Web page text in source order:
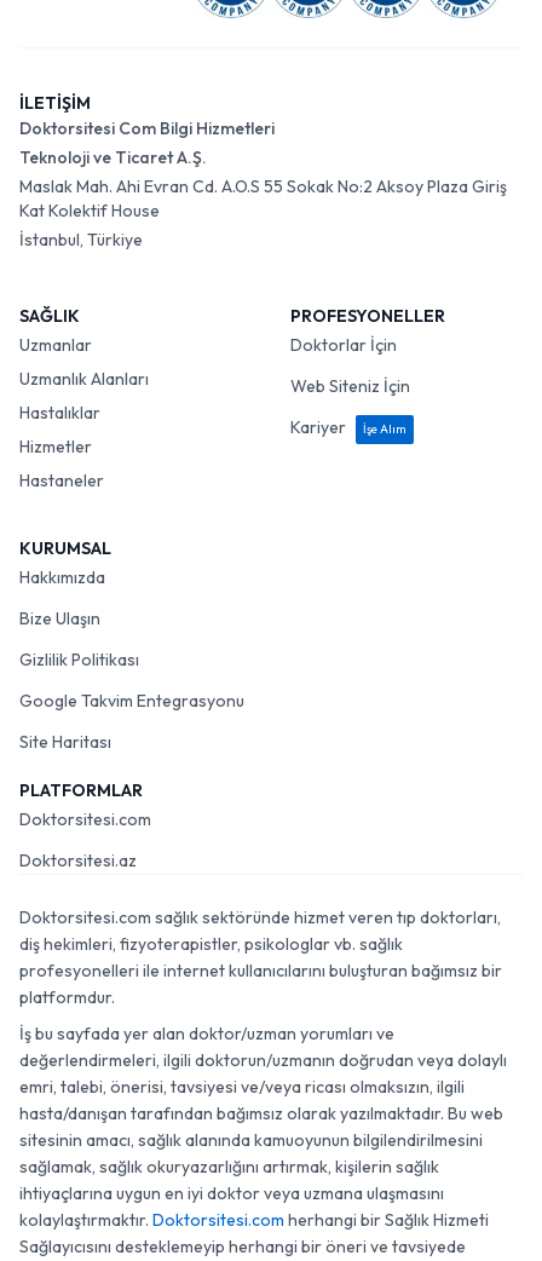
İLETİŞİM
Doktorsitesi Com Bilgi Hizmetleri
Teknoloji ve Ticaret A.Ş.
Maslak Mah. Ahi Evran Cd. A.O.S 55 Sokak No:2 Aksoy Plaza Giriş
Kat Kolektif House
İstanbul, Türkiye
SAĞLIK
Uzmanlar
Uzmanlık Alanları
Hastalıklar
Hizmetler
Hastaneler
PROFESYONELLER
Doktorlar İçin
Web Siteniz İçin
Kariyer
İşe Alım
KURUMSAL
Hakkımızda
Bize Ulaşın
Gizlilik Politikası
Google Takvim Entegrasyonu
Site Haritası
PLATFORMLAR
Doktorsitesi.com
Doktorsitesi.az
Doktorsitesi.com sağlık sektöründe hizmet veren tıp doktorları,
diş hekimleri, fizyoterapistler, psikologlar vb. sağlık
profesyonelleri ile internet kullanıcılarını buluşturan bağımsız bir
platformdur.
İş bu sayfada yer alan doktor/uzman yorumları ve
değerlendirmeleri, ilgili doktorun/uzmanın doğrudan veya dolaylı
emri, talebi, önerisi, tavsiyesi ve/veya ricası olmaksızın, ilgili
hasta/danışan tarafından bağımsız olarak yazılmaktadır. Bu web
sitesinin amacı, sağlık alanında kamuoyunun bilgilendirilmesini
sağlamak, sağlık okuryazarlığını artırmak, kişilerin sağlık
ihtiyaçlarına uygun en iyi doktor veya uzmana ulaşmasını
kolaylaştırmaktır. Doktorsitesi.com herhangi bir Sağlık Hizmeti
Sağlayıcısını desteklemeyip herhangi bir öneri ve tavsiyede